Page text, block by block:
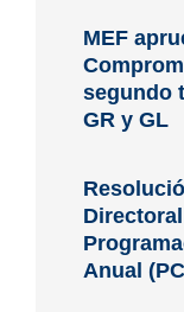
MEF
segundo
GR y GL
Anual